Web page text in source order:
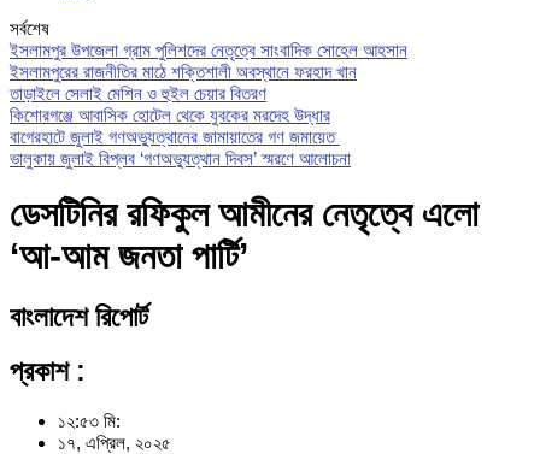
সর্বশেষ
ইসলামপুর উপজেলা গ্রাম পুলিশদের নেতৃত্বে সাংবাদিক সোহেল আহসান
ইসলামপুরের রাজনীতির মাঠে শক্তিশালী অবস্থানে ফরহাদ খান
তাড়াইলে সেলাই মেশিন ও হুইল চেয়ার বিতরণ
কিশোরগঞ্জে আবাসিক হোটেল থেকে যুবকের মরদেহ উদ্ধার
বাগেরহাটে জুলাই গণঅভ্যুত্থানের জামায়াতের গণ জমায়েত
ভালুকায় জুলাই বিপ্লব ‘গণঅভ্যুত্থান দিবস’ স্মরণে আলোচনা
ডেসটিনির রফিকুল আমীনের নেতৃত্বে এলো
‘আ-আম জনতা পার্টি’
বাংলাদেশ রিপোর্ট
প্রকাশ :
১২:৫৩ মি:
১৭, এপ্রিল, ২০২৫